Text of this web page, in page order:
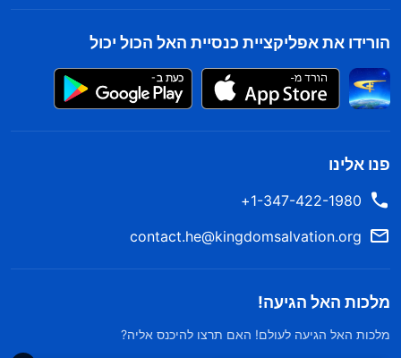
הורידו את אפליקציית כנסיית האל הכול יכול
פנו אלינו
1-347-422-1980+
contact.he@kingdomsalvation.org
מלכות האל הגיעה!
מלכות האל הגיעה לעולם! האם תרצו להיכנס אליה?